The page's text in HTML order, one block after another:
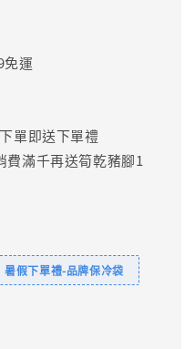
免運
單即送下單禮
滿千再送筍乾豬腳1
暑假下單禮-品牌保冷袋